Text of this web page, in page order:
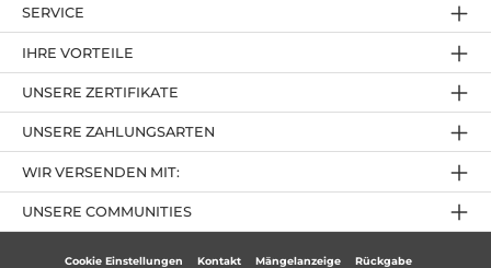
IHRE VORTEILE
UNSERE ZAHLUNGSARTEN
UNSERE ZERTIFIKATE
SERVICE
UNSERE COMMUNITIES
WIR VERSENDEN MIT:
Cookie Einstellungen Kontakt Mängelanzeige Rückgabe